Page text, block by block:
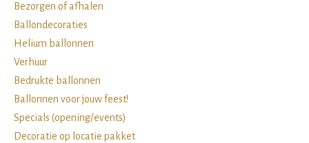
Bezorgen of afhalen
Ballondecoraties
Helium ballonnen
Verhuur
Bedrukte ballonnen
Ballonnen voor jouw feest!
Specials (opening/events)
Decoratie op locatie pakket